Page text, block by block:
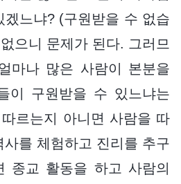
겠느냐? (구원받을 수 없습
으니 문제가 된다. 그러므
마나 많은 사람이 본분을
이 구원받을 수 있느냐는
르는지 아니면 사람을 따
사를 체험하고 진리를 추구
종교 활동을 하고 사람의